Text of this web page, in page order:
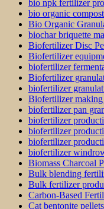
bio npk fertilizer
bio organic
Bio Organic
biochar briquette
Biofertilizer Disc
Biofertilizer
biofertilizer
Biofertilizer
biofertilizer
Biofertilizer making
biofertilizer pan
biofertilizer
biofertilizer
biofertilizer
biofertilizer
Biomass Charcoal
Bulk blending
Bulk fertilizer
Carbon-Based
Cat bentonite